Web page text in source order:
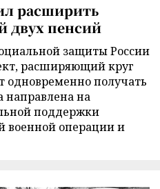
расширить
двух пенсий
защиты России
расширяющий круг
одновременно получать
направлена на
поддержки
военной операции и